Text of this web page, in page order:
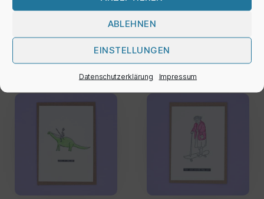
ABLEHNEN
EINSTELLUNGEN
Datenschutzerklärung Impressum
3,50€
grumpy cat‘